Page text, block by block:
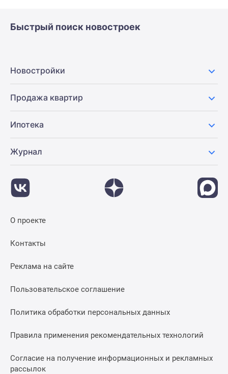
Быстрый поиск новостроек
Новостройки
Продажа квартир
Ипотека
Журнал
О проекте
Контакты
Реклама на сайте
Пользовательское соглашение
Политика обработки персональных данных
Правила применения рекомендательных технологий
Согласие на получение информационных и рекламных
рассылок